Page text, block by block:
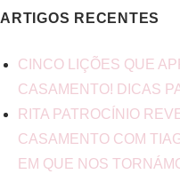
ARTIGOS RECENTES
CINCO LIÇÕES QUE
CASAMENTO! DICAS
RITA PATROCÍNIO
CASAMENTO COM
EM QUE NOS